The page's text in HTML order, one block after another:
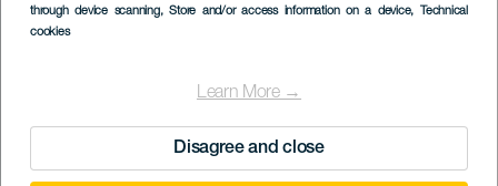
through device scanning, Store and/or access information on a device, Technical
cookies
Learn More →
Disagree and close